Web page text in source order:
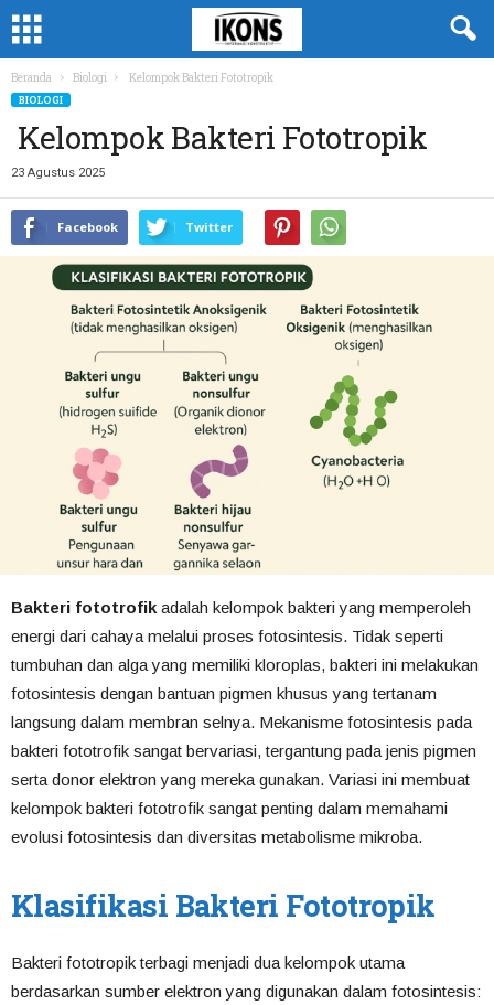
Beranda Biologi Kelompok Bakteri Fototropik
BIOLOGI
Kelompok Bakteri Fototropik
23 Agustus 2025
Facebook Twitter
Bakteri fototrofikadalah kelompok bakteri yang memperoleh
energi dari cahaya melalui proses fotosintesis. Tidak seperti
tumbuhan dan alga yang memiliki kloroplas, bakteri ini melakukan
fotosintesis dengan bantuan pigmen khusus yang tertanam
langsung dalam membran selnya. Mekanisme fotosintesis pada
bakteri fototrofik sangat bervariasi, tergantung pada jenis pigmen
serta donor elektron yang mereka gunakan. Variasi ini membuat
kelompok bakteri fototrofik sangat penting dalam memahami
evolusi fotosintesis dan diversitas metabolisme mikroba.
Klasifikasi Bakteri Fototropik
Bakteri fototropik terbagi menjadi dua kelompok utama
berdasarkan sumber elektron yang digunakan dalam fotosintesis: